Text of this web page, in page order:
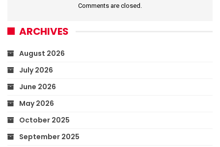
Comments are closed.
ARCHIVES
August 2026
July 2026
June 2026
May 2026
October 2025
September 2025